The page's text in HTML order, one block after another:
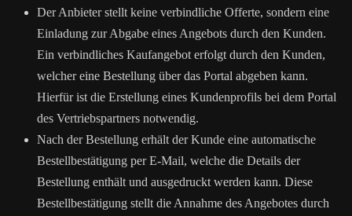
Der Anbieter stellt keine verbindliche Offerte, sondern eine
Einladung zur Abgabe eines Angebots durch den Kunden.
Ein verbindliches Kaufangebot erfolgt durch den Kunden,
welcher eine Bestellung über das Portal abgeben kann.
Hierfür ist die Erstellung eines Kundenprofils bei dem Portal
des Vertriebspartners notwendig.
Nach der Bestellung erhält der Kunde eine automatische
Bestellbestätigung per E-Mail, welche die Details der
Bestellung enthält und ausgedruckt werden kann. Diese
Bestellbestätigung stellt die Annahme des Angebotes durch